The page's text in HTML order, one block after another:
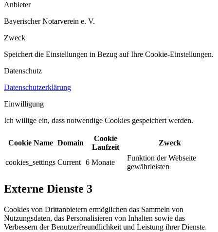
Anbieter
Bayerischer Notarverein e. V.
Zweck
Speichert die Einstellungen in Bezug auf Ihre Cookie-Einstellungen.​
Datenschutz
Datenschutzerklärung
Einwilligung
Ich willige ein, dass notwendige Cookies gespeichert werden.​
Cookie Name Domain
Cookie
Laufzeit
Zweck
cookies_settings Current 6 Monate
Funktion der Webseite
gewährleisten
Externe Dienste 3
Cookies von Drittanbietern ermöglichen das Sammeln von
Nutzungsdaten, das Personalisieren von Inhalten sowie das
Verbessern der Benutzerfreundlichkeit und Leistung ihrer Dienste.